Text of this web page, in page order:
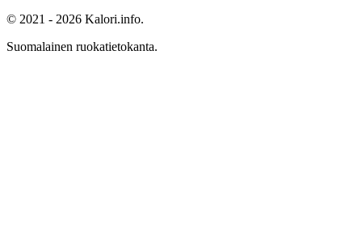
© 2021 - 2026 Kalori.info.
Suomalainen ruokatietokanta.